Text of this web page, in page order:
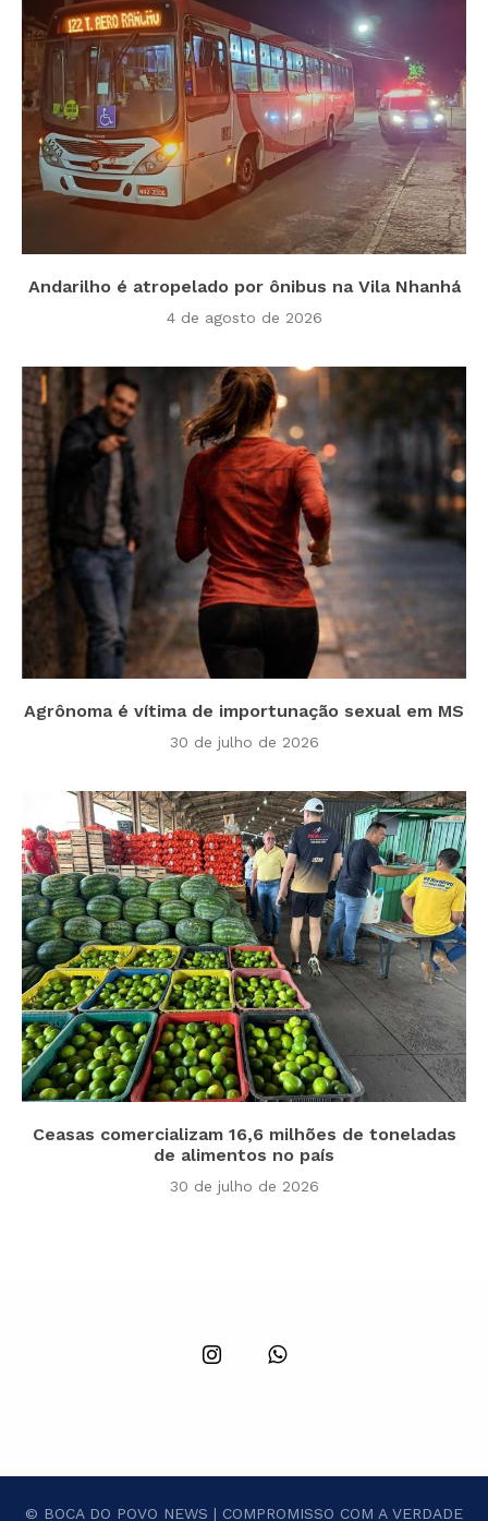
Andarilho é atropelado por ônibus na Vila Nhanhá
4 de agosto de 2026
Agrônoma é vítima de importunação sexual em MS
30 de julho de 2026
Ceasas comercializam 16,6 milhões de toneladas
de alimentos no país
30 de julho de 2026
© BOCA DO POVO NEWS | COMPROMISSO COM A VERDADE